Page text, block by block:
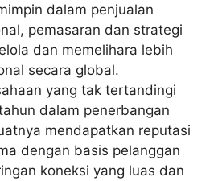
dalam penjualan
pemasaran dan strategi
dan memelihara lebih
secara global.
yang tak tertandingi
dalam penerbangan
mendapatkan reputasi
dengan basis pelanggan
koneksi yang luas dan